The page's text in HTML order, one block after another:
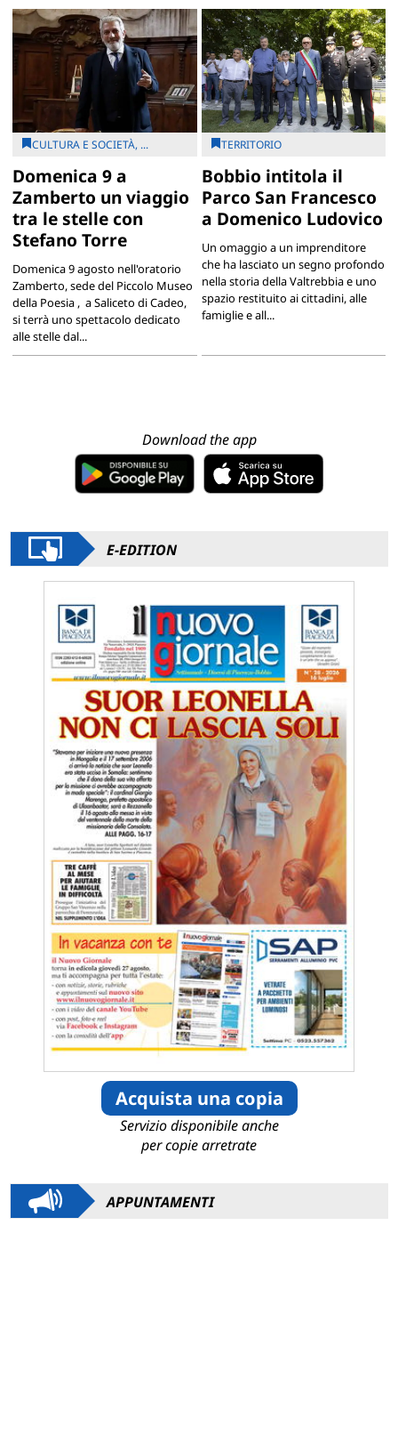
CULTURA E SOCIETÀ, ...
Domenica 9 a
Zamberto un viaggio
tra le stelle con
Stefano Torre
Domenica 9 agosto nell'oratorio
Zamberto, sede del Piccolo Museo
della Poesia , a Saliceto di Cadeo,
si terrà uno spettacolo dedicato
alle stelle dal...
TERRITORIO
Bobbio intitola il
Parco San Francesco
a Domenico Ludovico
Un omaggio a un imprenditore
che ha lasciato un segno profondo
nella storia della Valtrebbia e uno
spazio restituito ai cittadini, alle
famiglie e all...
Download the app
E-EDITION
Acquista una copia
Servizio disponibile anche
per copie arretrate
APPUNTAMENTI